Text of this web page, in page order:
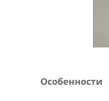
Особенности